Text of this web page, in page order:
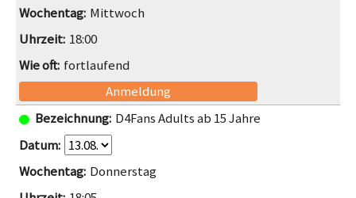
Mittwoch
18:00
fortlaufend
Anmeldung
D4Fans Adults ab 15 Jahre
Donnerstag